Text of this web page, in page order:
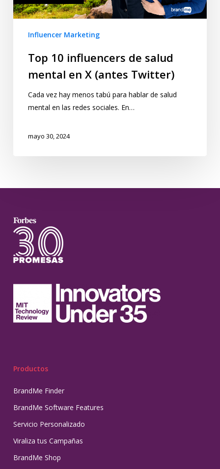
Influencer Marketing
Top 10 influencers de salud
mental en X (antes Twitter)
Cada vez hay menos tabú para hablar de salud
mental en las redes sociales. En…
mayo 30, 2024
Productos
BrandMe Finder
BrandMe Software Features
Servicio Personalizado
Viraliza tus Campañas
BrandMe Shop